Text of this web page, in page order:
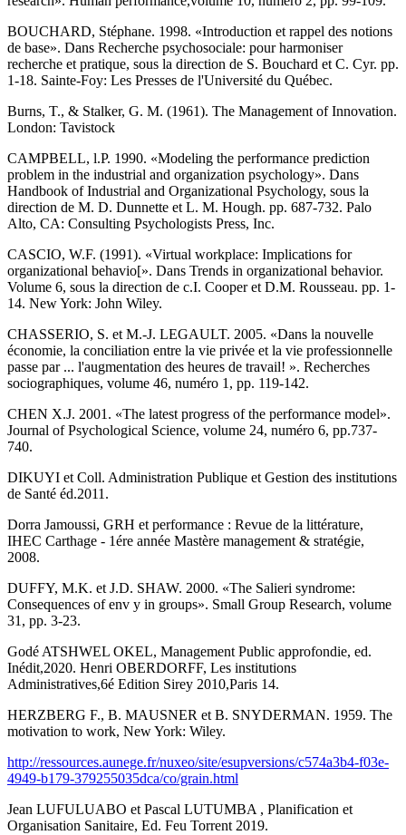
BOUCHARD, Stéphane. 1998. «Introduction et rappel des notions
de base». Dans Recherche psychosociale: pour harmoniser
recherche et pratique, sous la direction de S. Bouchard et C. Cyr. pp.
1-18. Sainte-Foy: Les Presses de l'Université du Québec.
Burns, T., & Stalker, G. M. (1961). The Management of Innovation.
London: Tavistock
CAMPBELL, l.P. 1990. «Modeling the performance prediction
problem in the industrial and organization psychology». Dans
Handbook of Industrial and Organizational Psychology, sous la
direction de M. D. Dunnette et L. M. Hough. pp. 687-732. Palo
Alto, CA: Consulting Psychologists Press, Inc.
CASCIO, W.F. (1991). «Virtual workplace: Implications for
organizational behavio[». Dans Trends in organizational behavior.
Volume 6, sous la direction de c.I. Cooper et D.M. Rousseau. pp. 1-
14. New York: John Wiley.
CHASSERIO, S. et M.-J. LEGAULT. 2005. «Dans la nouvelle
économie, la conciliation entre la vie privée et la vie professionnelle
passe par ... l'augmentation des heures de travail! ». Recherches
sociographiques, volume 46, numéro 1, pp. 119-142.
CHEN X.J. 2001. «The latest progress of the performance model».
Journal of Psychological Science, volume 24, numéro 6, pp.737-
740.
DIKUYI et Coll. Administration Publique et Gestion des institutions
de Santé éd.2011.
Dorra Jamoussi, GRH et performance : Revue de la littérature,
IHEC Carthage - 1ére année Mastère management & stratégie,
2008.
DUFFY, M.K. et J.D. SHAW. 2000. «The Salieri syndrome:
Consequences of env y in groups». Small Group Research, volume
31, pp. 3-23.
Godé ATSHWEL OKEL, Management Public approfondie, ed.
Inédit,2020. Henri OBERDORFF, Les institutions
Administratives,6é Edition Sirey 2010,Paris 14.
HERZBERG F., B. MAUSNER et B. SNYDERMAN. 1959. The
motivation to work, New York: Wiley.
http://ressources.aunege.fr/nuxeo/site/esupversions/c574a3b4-f03e-
4949-b179-379255035dca/co/grain.html
Jean LUFULUABO et Pascal LUTUMBA , Planification et
Organisation Sanitaire, Ed. Feu Torrent 2019.